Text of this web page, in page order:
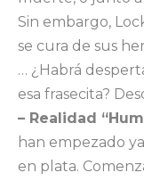
Sin embargo,
se cura de sus
… ¿Habrá
esa frasecita?
– Realidad
han empezado
en plata.